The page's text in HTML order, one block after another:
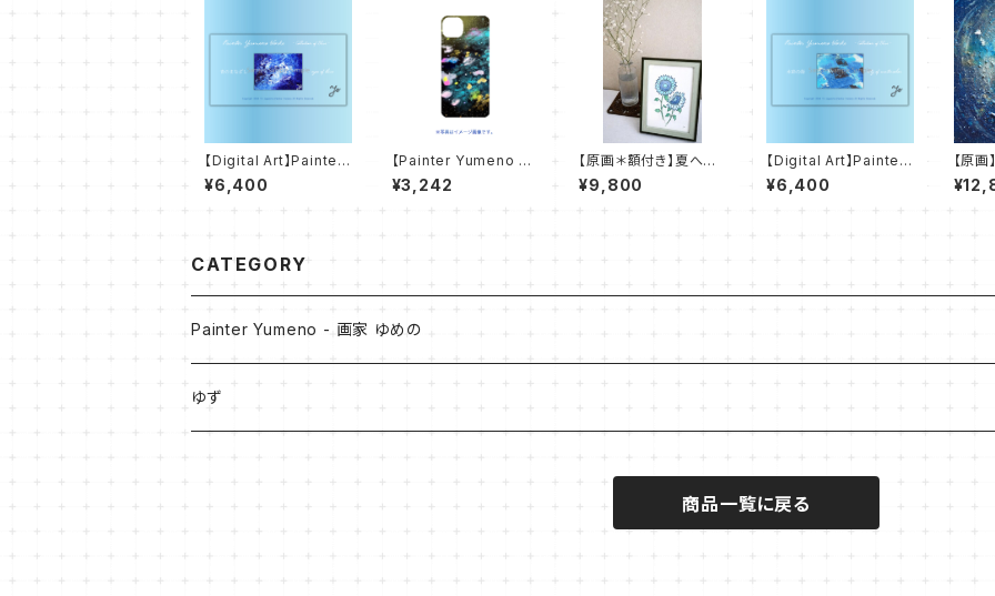
【Digital Art】Painter
Yumeno Works - Co
lletion of Blue - 青
のまなざし eyes of bl
¥6,400
【Painter Yumeno W
orks】桜舞う夜 スマホ
ケース【ハードケース】
¥3,242
【原画＊額付き】夏への
憧れ - longing for su
mmer -
¥9,800
【Digital Art】Painter
Yumeno Works - Co
lletion of Blue - 水
彩の街 city of water
¥6,400
【原
of
CATEGORY
Painter Yumeno - 画家 ゆめの
原画
ゆず
商品一覧に戻る